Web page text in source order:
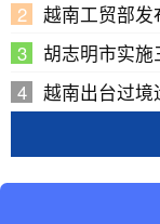
越南工贸部发
胡志明市实
越南出台过